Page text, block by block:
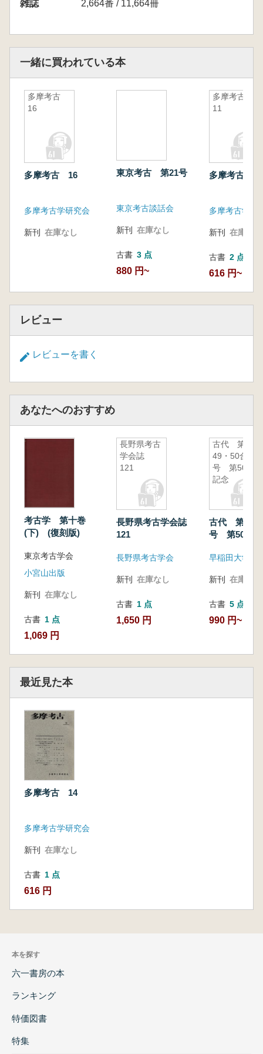
雑誌 2,664番 / 11,664冊
一緒に買われている本
多摩考古
16
多摩考古 16
多摩考古学研究会
新刊 在庫なし
東京考古 第21号
東京考古談話会
新刊 在庫なし
古書 3 点
880 円~
多摩考古
11
多摩考古 11
多摩考古学研
新刊 在庫なし
古書 2 点
616 円~
レビュー
レビューを書く
あなたへのおすすめ
考古学 第十巻
(下) (復刻版)
東京考古学会
小宮山出版
新刊 在庫なし
古書 1 点
1,069 円
長野県考古
学会誌
121
長野県考古学会誌
121
長野県考古学会
新刊 在庫なし
古書 1 点
1,650 円
古代 第
49・50合併
号 第50号
記念
古代 第49・
号 第50号記
早稲田大学考
新刊 在庫なし
古書 5 点
990 円~
最近見た本
多摩考古 14
多摩考古学研究会
新刊 在庫なし
古書 1 点
616 円
本を探す
六一書房の本
ランキング
特価図書
特集